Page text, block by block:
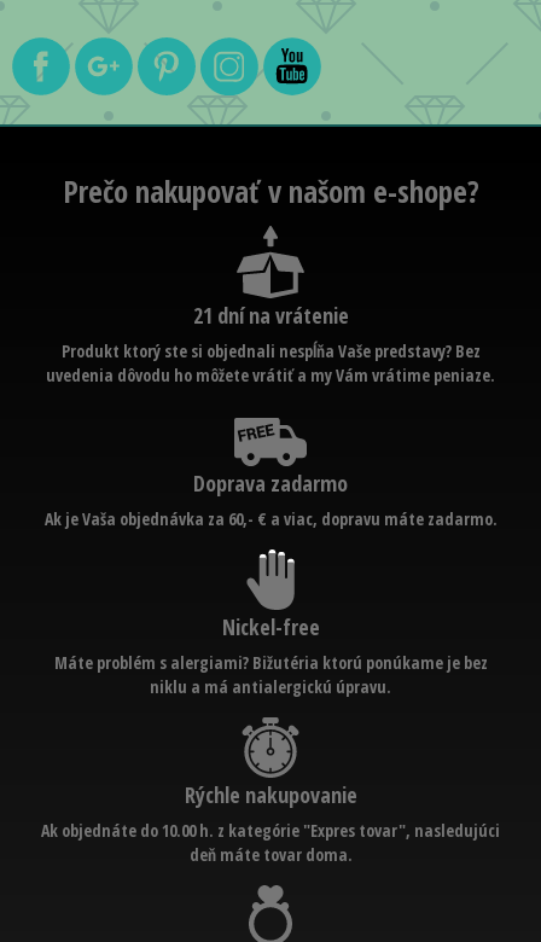
Prečo nakupovať v našom e-shope?
21 dní na vrátenie
Produkt ktorý ste si objednali nespĺňa Vaše predstavy? Bez
uvedenia dôvodu ho môžete vrátiť a my Vám vrátime peniaze.
Doprava zadarmo
Ak je Vaša objednávka za 60,- € a viac, dopravu máte zadarmo.
Nickel-free
Máte problém s alergiami? Bižutéria ktorú ponúkame je bez
niklu a má antialergickú úpravu.
Rýchle nakupovanie
Ak objednáte do 10.00 h. z kategórie "Expres tovar", nasledujúci
deň máte tovar doma.